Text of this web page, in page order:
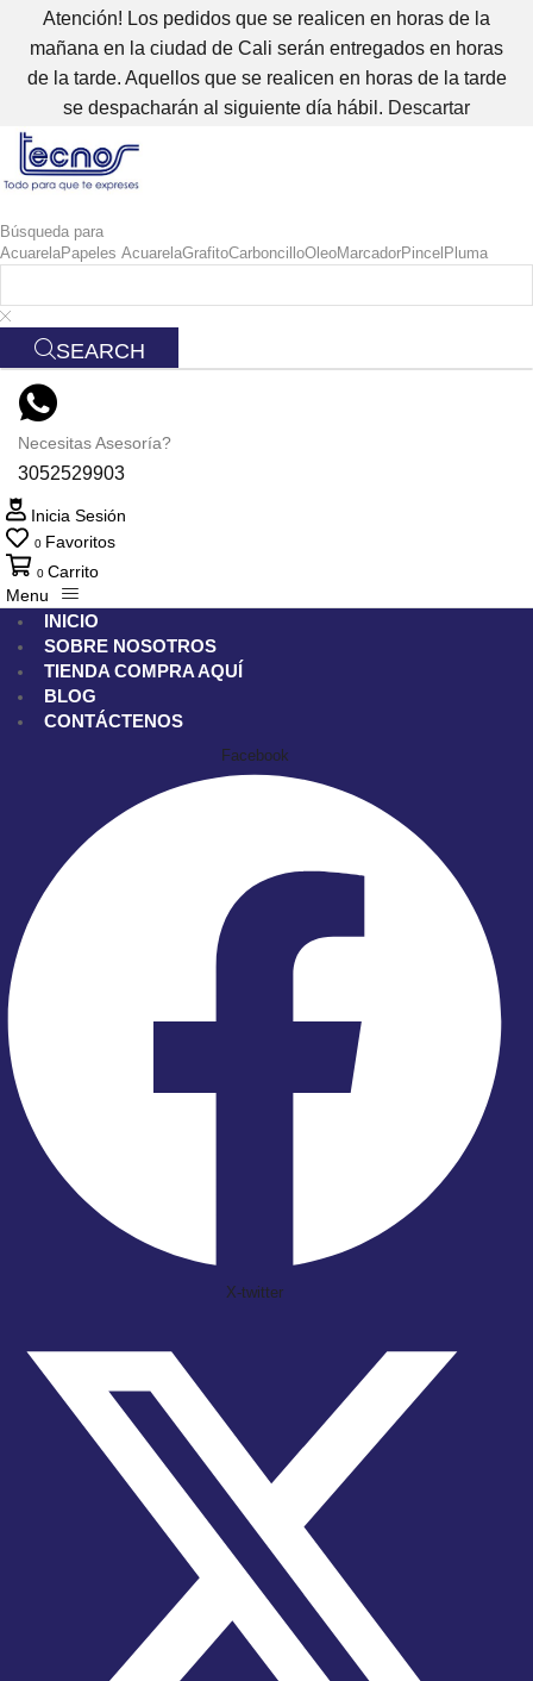
Atención! Los pedidos que se realicen en horas de la
mañana en la ciudad de Cali serán entregados en horas
de la tarde. Aquellos que se realicen en horas de la tarde
se despacharán al siguiente día hábil. Descartar
Búsqueda para
AcuarelaPapeles AcuarelaGrafitoCarboncilloOleoMarcadorPincel Pluma
SEARCH
Necesitas Asesoría?
3052529903
Inicia Sesión
0 Favoritos
0 Carrito
Menu
INICIO
SOBRE NOSOTROS
TIENDA COMPRA AQUÍ
BLOG
CONTÁCTENOS
Facebook
X-twitter